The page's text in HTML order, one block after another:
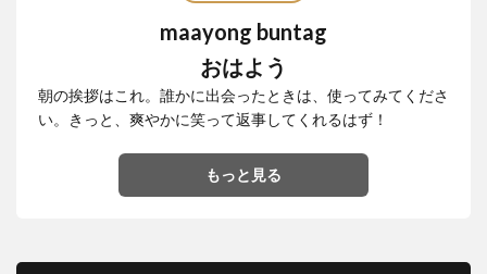
maayong buntag
おはよう
朝の挨拶はこれ。誰かに出会ったときは、使ってみてくださ
い。きっと、爽やかに笑って返事してくれるはず！
もっと見る